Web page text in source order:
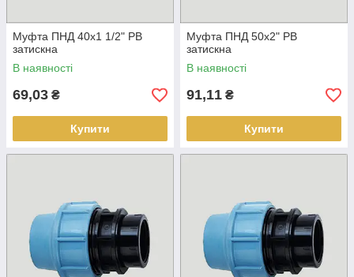
Муфта ПНД 40х1 1/2" РВ
затискна
В наявності
69,03 ₴
Купити
Муфта ПНД 50х2" РВ
затискна
В наявності
91,11 ₴
Купити